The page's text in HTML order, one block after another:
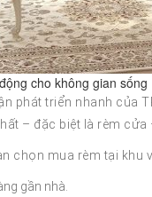
cho không gian sống
phát triển nhanh của
– đặc biệt là rèm
chọn mua rèm tại khu
gần nhà.